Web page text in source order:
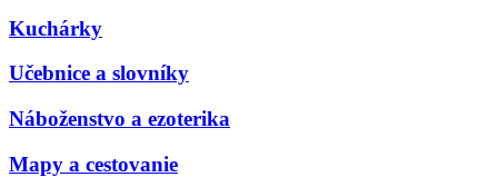
Kuchárky
Učebnice a slovníky
Náboženstvo a ezoterika
Mapy a cestovanie